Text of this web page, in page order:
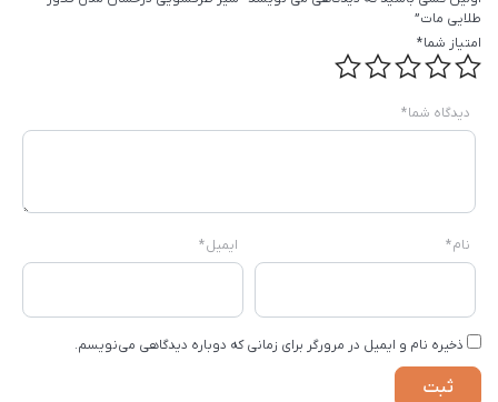
طلایی مات”
امتیاز شما*
دیدگاه شما*
نام* ایمیل*
ذخیره نام و ایمیل در مرورگر برای زمانی که دوباره دیدگاهی می‌نویسم.